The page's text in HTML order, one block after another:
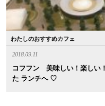
わたしのおすすめカフェ
2018.09.11
コフフン 美味しい！楽し
た ランチへ ♡